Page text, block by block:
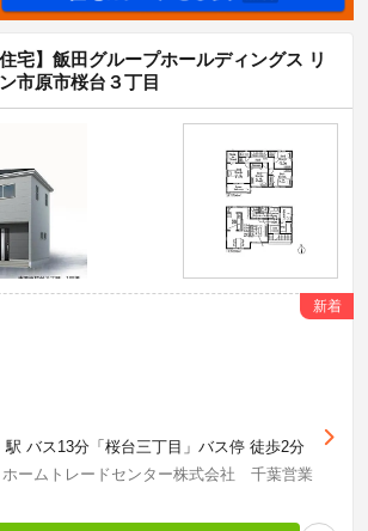
住宅】飯田グループホールディングス リ
市原市桜台３丁目
新着
バス13分「桜台三丁目」バス停 徒歩2分
ームトレードセンター株式会社 千葉営業